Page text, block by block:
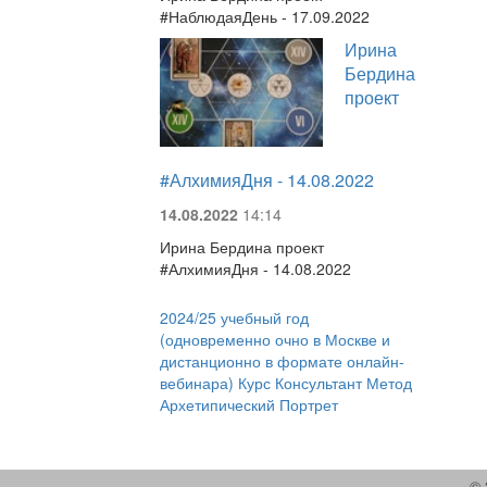
#НаблюдаяДень - 17.09.2022
Ирина
Бердина
проект
#АлхимияДня - 14.08.2022
14.08.2022 14:14
Ирина Бердина проект
#АлхимияДня - 14.08.2022
2024/25 учебный год
(одновременно очно в Москве и
дистанционно в формате онлайн-
вебинара) Курс Консультант Метод
Архетипический Портрет